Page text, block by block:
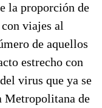
la proporción de
viajes al
de aquellos
estrecho con
virus que ya se
Metropolitana de